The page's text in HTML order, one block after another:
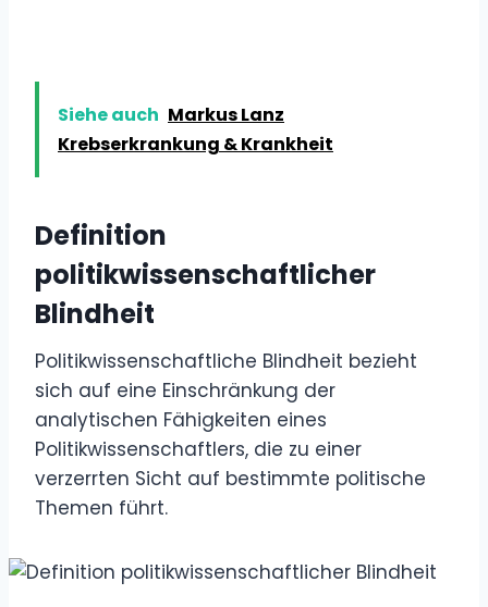
Siehe auch Markus Lanz
Krebserkrankung & Krankheit
Definition
politikwissenschaftlicher
Blindheit
Politikwissenschaftliche Blindheit bezieht
sich auf eine Einschränkung der
analytischen Fähigkeiten eines
Politikwissenschaftlers, die zu einer
verzerrten Sicht auf bestimmte politische
Themen führt.